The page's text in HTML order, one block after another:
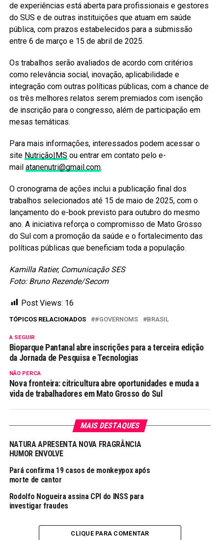
de experiências está aberta para profissionais e gestores
do SUS e de outras instituições que atuam em saúde
pública, com prazos estabelecidos para a submissão
entre 6 de março e 15 de abril de 2025.
Os trabalhos serão avaliados de acordo com critérios
como relevância social, inovação, aplicabilidade e
integração com outras políticas públicas, com a chance de
os três melhores relatos serem premiados com isenção
de inscrição para o congresso, além de participação em
mesas temáticas.
Para mais informações, interessados podem acessar o
site Nutrição|MS ou entrar em contato pelo e-
mail atanenutri@gmail.com.
O cronograma de ações inclui a publicação final dos
trabalhos selecionados até 15 de maio de 2025, com o
lançamento do e-book previsto para outubro do mesmo
ano. A iniciativa reforça o compromisso de Mato Grosso
do Sul com a promoção da saúde e o fortalecimento das
políticas públicas que beneficiam toda a população.
Kamilla Ratier, Comunicação SES
Foto: Bruno Rezende/Secom
Post Views: 16
TÓPICOS RELACIONADOS #GOVERNOMS BRASIL
A SEGUIR
Bioparque Pantanal abre inscrições para a terceira edição
da Jornada de Pesquisa e Tecnologias
NÃO PERCA
Nova fronteira: citricultura abre oportunidades e muda a
vida de trabalhadores em Mato Grosso do Sul
MAIS DESTAQUES
NATURA APRESENTA NOVA FRAGRÂNCIA
HUMOR ENVOLVE
Pará confirma 19 casos de monkeypox após
morte de cantor
Rodolfo Nogueira assina CPI do INSS para
investigar fraudes
CLIQUE PARA COMENTAR